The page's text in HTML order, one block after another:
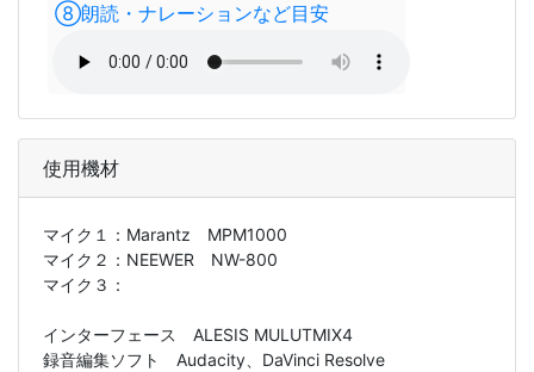
⑧朗読・ナレーションなど目安
使用機材
マイク１： Marantz MPM1000
マイク２： NEEWER NW-800
マイク３：
インターフェース ALESIS MULUTMIX4
録音編集ソフト Audacity、DaVinci Resolve